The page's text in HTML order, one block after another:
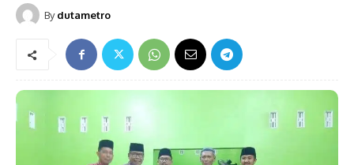
By dutametro